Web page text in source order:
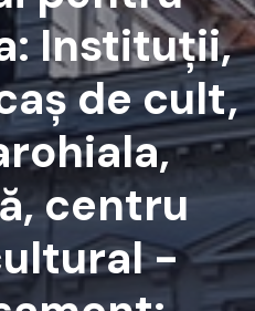
Instituții,
de cult,
centru
-